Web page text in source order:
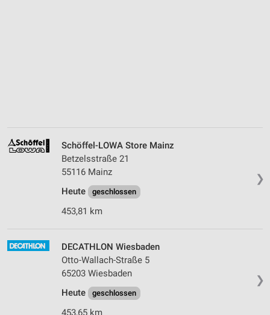
❯
Schöffel-LOWA Store Mainz
Betzelsstraße 21
55116 Mainz
Heute
geschlossen
453,81 km
❯
DECATHLON Wiesbaden
Otto-Wallach-Straße 5
65203 Wiesbaden
Heute
geschlossen